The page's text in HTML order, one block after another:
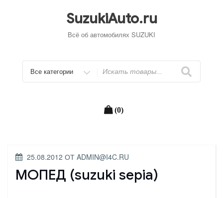
SuzukiAuto.ru
Всё об автомобилях SUZUKI
Искать
(0)
ОПУБЛИКОВАНО
25.08.2012 ОТ ADMIN@I4C.RU
МОПЕД (suzuki sepia)